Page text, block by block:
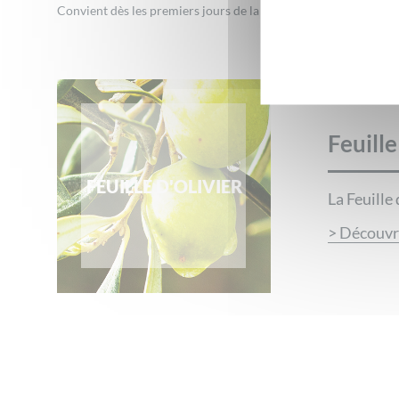
Convient dès les premiers jours de la vie
FEUILLE D'OLIVIER
La Feuille
>